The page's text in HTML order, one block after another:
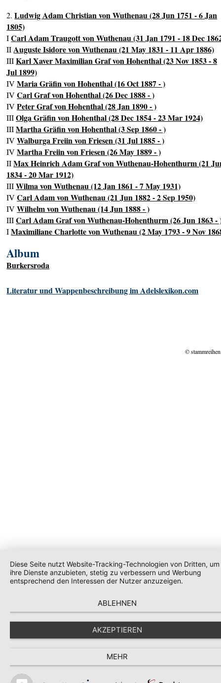
2.Ludwig Adam Christian von Wuthenau (28 Jun 1751 - 6 Jan
1805)
ICarl Adam Traugott von Wuthenau (31 Jan 1791 - 18 Dec
IIAuguste Isidore von Wuthenau (21 May 1831 - 11 Apr 1886)
IIIKarl Xaver Maximilian Graf von Hohenthal (23 Nov 1853 - 8
Jul 1899)
IVMaria Gräfin von Hohenthal (16 Oct 1887 - )
IVCarl Graf von Hohenthal (26 Dec 1888 - )
IVPeter Graf von Hohenthal (28 Jan 1890 - )
IIIOlga Gräfin von Hohenthal (28 Dec 1854 - 23 Mar 1924)
IIIMartha Gräfin von Hohenthal (3 Sep 1860 - )
IVWalburga Freiin von Friesen (31 Jul 1885 - )
IVMartha Freiin von Friesen (26 May 1889 - )
IIMax Heinrich Adam Graf von Wuthenau-Hohenthurm (21
1834 - 20 Mar 1912)
IIIWilma von Wuthenau (12 Jan 1861 - 7 May 1931)
IVCarl Adam von Wuthenau (21 Jun 1882 - 2 Sep 1950)
IVWilhelm von Wuthenau (14 Jun 1888 - )
IIICarl Adam Graf von Wuthenau-Hohenthurm (26 Jun 1863 -
IMaximiliane Charlotte von Wuthenau (2 May 1793 - 9 Nov
Album
Burkersroda
Literatur und Wappenbeschreibung im Adelslexikon.com
©
Diese Seite nutzt Website-Tracking-Technologien von Dritten, um
ihre Dienste anzubieten, stetig zu verbessern und Werbung
entsprechend den Interessen der Nutzer anzuzeigen.
ABLEHNEN
AKZEPTIEREN
MEHR